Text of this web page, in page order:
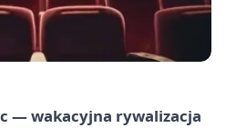
— wakacyjna rywalizacja